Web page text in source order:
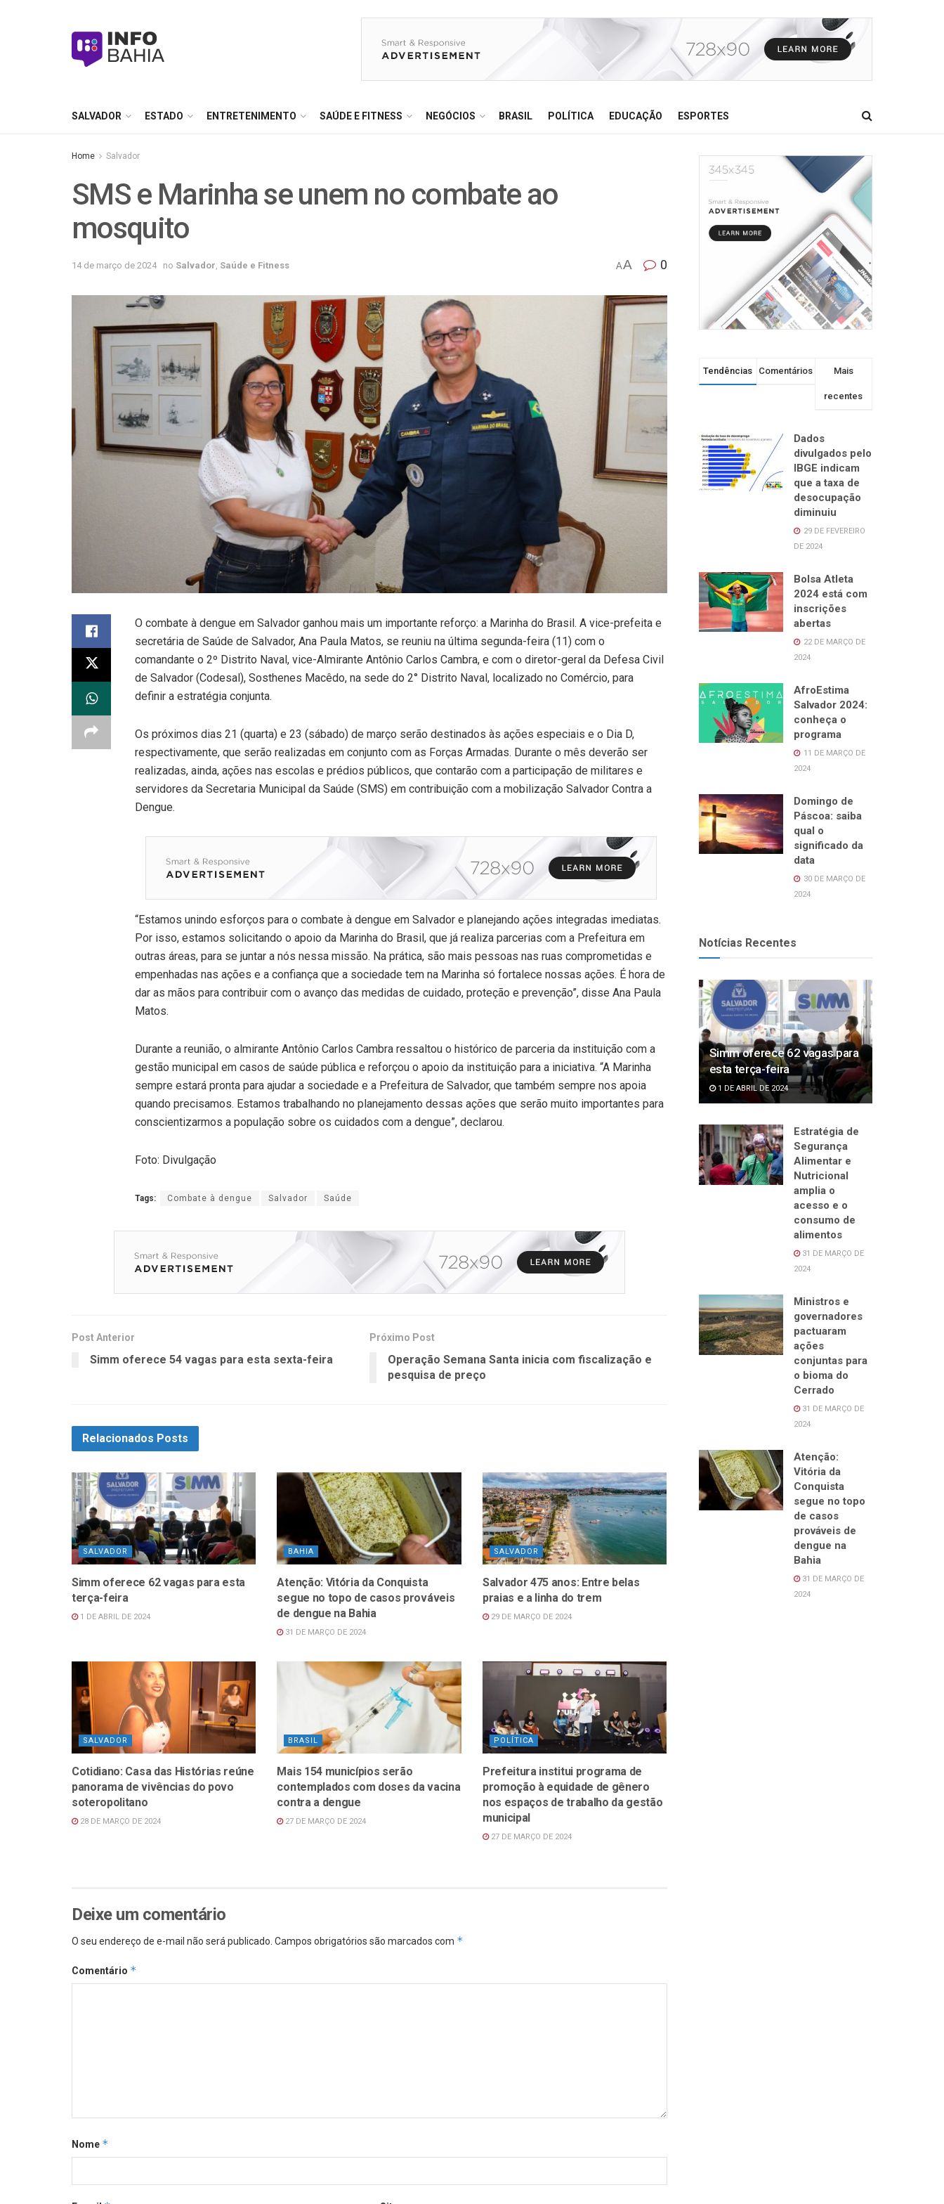
SALVADOR ESTADO ENTRETENIMENTO SAÚDE E FITNESS NEGÓCIOS BRASIL POLÍTICA EDUCAÇÃO ESPORTES
Home Salvador
SMS e Marinha se unem no combate ao
mosquito
14 de março de 2024 no Salvador Saúde e Fitness AA 0
O combate à dengue em Salvador ganhou mais um importante reforço: a Marinha do Brasil. A vice-prefeita e
secretária de Saúde de Salvador, Ana Paula Matos, se reuniu na última segunda-feira (11) com o
comandante o 2º Distrito Naval, vice-Almirante Antônio Carlos Cambra, e com o diretor-geral da Defesa Civil
de Salvador (Codesal), Sosthenes Macêdo, na sede do 2° Distrito Naval, localizado no Comércio, para
definir a estratégia conjunta.
Os próximos dias 21 (quarta) e 23 (sábado) de março serão destinados às ações especiais e o Dia D,
respectivamente, que serão realizadas em conjunto com as Forças Armadas. Durante o mês deverão ser
realizadas, ainda, ações nas escolas e prédios públicos, que contarão com a participação de militares e
servidores da Secretaria Municipal da Saúde (SMS) em contribuição com a mobilização Salvador Contra a
Dengue.
“Estamos unindo esforços para o combate à dengue em Salvador e planejando ações integradas imediatas.
Por isso, estamos solicitando o apoio da Marinha do Brasil, que já realiza parcerias com a Prefeitura em
outras áreas, para se juntar a nós nessa missão. Na prática, são mais pessoas nas ruas comprometidas e
empenhadas nas ações e a confiança que a sociedade tem na Marinha só fortalece nossas ações. É hora de
dar as mãos para contribuir com o avanço das medidas de cuidado, proteção e prevenção”, disse Ana Paula
Matos.
Durante a reunião, o almirante Antônio Carlos Cambra ressaltou o histórico de parceria da instituição com a
gestão municipal em casos de saúde pública e reforçou o apoio da instituição para a iniciativa. “A Marinha
sempre estará pronta para ajudar a sociedade e a Prefeitura de Salvador, que também sempre nos apoia
quando precisamos. Estamos trabalhando no planejamento dessas ações que serão muito importantes para
conscientizarmos a população sobre os cuidados com a dengue”, declarou.
Foto: Divulgação
Tags: Combate à dengue Salvador Saúde
Post Anterior
Simm oferece 54 vagas para esta sexta-feira
Próximo Post
Operação Semana Santa inicia com fiscalização e
pesquisa de preço
Relacionados Posts
SALVADOR
Simm oferece 62 vagas para esta
terça-feira
1 DE ABRIL DE 2024
BAHIA
Atenção: Vitória da Conquista
segue no topo de casos prováveis
de dengue na Bahia
31 DE MARÇO DE 2024
SALVADOR
Salvador 475 anos: Entre belas
praias e a linha do trem
29 DE MARÇO DE 2024
SALVADOR
Cotidiano: Casa das Histórias reúne
panorama de vivências do povo
soteropolitano
28 DE MARÇO DE 2024
BRASIL
Mais 154 municípios serão
contemplados com doses da vacina
contra a dengue
27 DE MARÇO DE 2024
POLÍTICA
Prefeitura institui programa de
promoção à equidade de gênero
nos espaços de trabalho da gestão
municipal
27 DE MARÇO DE 2024
Deixe um comentário
O seu endereço de e-mail não será publicado. Campos obrigatórios são marcados com *
Comentário *
Nome *
Tendências Comentários Mais
recentes
Dados
divulgados pelo
IBGE indicam
que a taxa de
desocupação
diminuiu
29 DE FEVEREIRO
DE 2024
Bolsa Atleta
2024 está com
inscrições
abertas
22 DE MARÇO DE
2024
AfroEstima
Salvador 2024:
conheça o
programa
11 DE MARÇO DE
2024
Domingo de
Páscoa: saiba
qual o
significado da
data
30 DE MARÇO DE
2024
Notícias Recentes
Simm oferece 62 vagas para
esta terça-feira
1 DE ABRIL DE 2024
Estratégia de
Segurança
Alimentar e
Nutricional
amplia o
acesso e o
consumo de
alimentos
31 DE MARÇO DE
2024
Ministros e
governadores
pactuaram
ações
conjuntas para
o bioma do
Cerrado
31 DE MARÇO DE
2024
Atenção:
Vitória da
Conquista
segue no topo
de casos
prováveis de
dengue na
Bahia
31 DE MARÇO DE
2024